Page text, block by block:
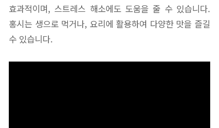
효과적이며, 스트레스 해소에도 도움을 줄 수 있습니다.
홍시는 생으로 먹거나, 요리에 활용하여 다양한 맛을 즐길
수 있습니다.